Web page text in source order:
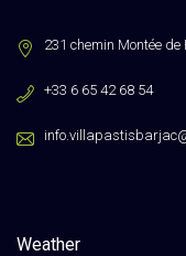
231 chemin Montée
+33 6 65 42 68 54
Weather